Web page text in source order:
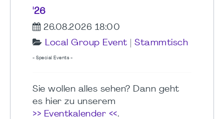
'26
26.08.2026 18:00
Local Group Event
Stammtisch
- Special Events -
Sie wollen alles sehen? Dann geht
es hier zu unserem
>> Eventkalender <<.